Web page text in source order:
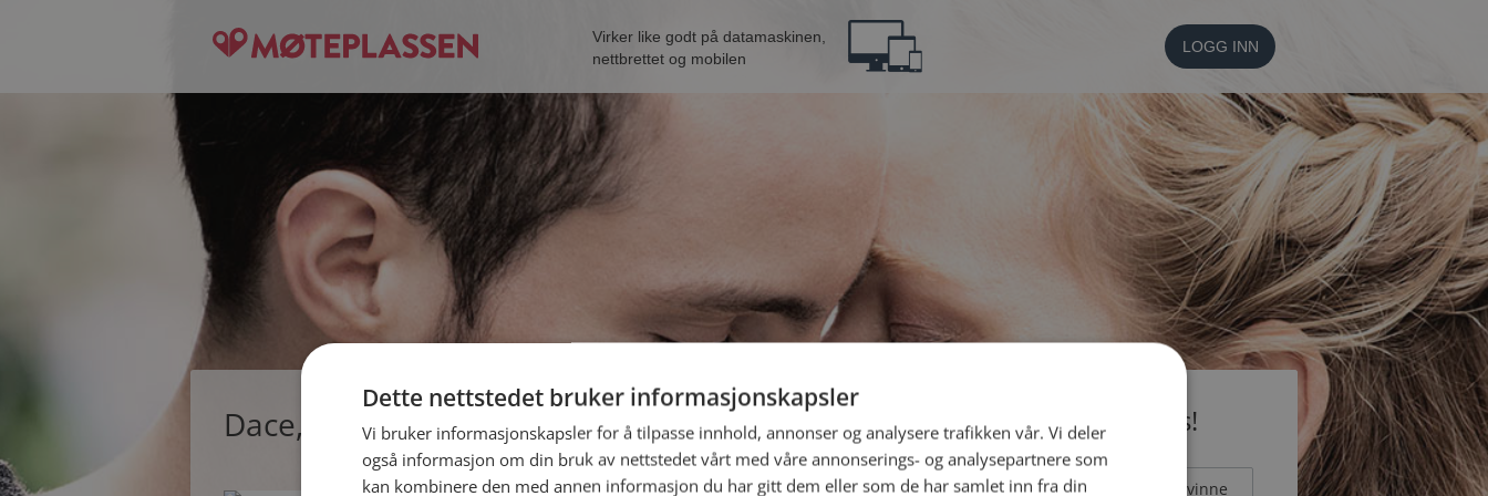
Virker like godt på datamaskinen,
nettbrettet og mobilen
LOGG INN
Dace, single kvinne fra Sarpsborg Bli medlem gratis!
Jeg er en: Mann Kvinne
Dette nettstedet bruker informasjonskapsler
Vi bruker informasjonskapsler for å tilpasse innhold, annonser og analysere trafikken vår. Vi deler
også informasjon om din bruk av nettstedet vårt med våre annonserings- og analysepartnere som
kan kombinere den med annen informasjon du har gitt dem eller som de har samlet inn fra din